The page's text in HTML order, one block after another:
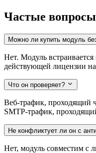
Частые вопросы
Можно ли купить модуль
Нет. Модуль
действующей лицензии
Что он проверяет?
Веб-трафик, проходящий
SMTP-трафик,
Не конфликтует ли он с
Нет, модуль совместим с